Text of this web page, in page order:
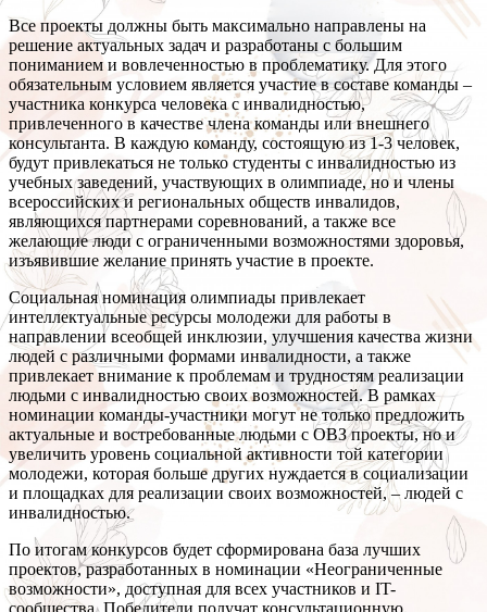
Все проекты должны быть максимально направлены на
решение актуальных задач и разработаны с большим
пониманием и вовлеченностью в проблематику. Для этого
обязательным условием является участие в составе команды –
участника конкурса человека с инвалидностью,
привлеченного в качестве члена команды или внешнего
консультанта. В каждую команду, состоящую из 1-3 человек,
будут привлекаться не только студенты с инвалидностью из
учебных заведений, участвующих в олимпиаде, но и члены
всероссийских и региональных обществ инвалидов,
являющихся партнерами соревнований, а также все
желающие люди с ограниченными возможностями здоровья,
изъявившие желание принять участие в проекте.
Социальная номинация олимпиады привлекает
интеллектуальные ресурсы молодежи для работы в
направлении всеобщей инклюзии, улучшения качества жизни
людей с различными формами инвалидности, а также
привлекает внимание к проблемам и трудностям реализации
людьми с инвалидностью своих возможностей. В рамках
номинации команды-участники могут не только предложить
актуальные и востребованные людьми с ОВЗ проекты, но и
увеличить уровень социальной активности той категории
молодежи, которая больше других нуждается в социализации
и площадках для реализации своих возможностей, – людей с
инвалидностью.
По итогам конкурсов будет сформирована база лучших
проектов, разработанных в номинации «Неограниченные
возможности», доступная для всех участников и IT-